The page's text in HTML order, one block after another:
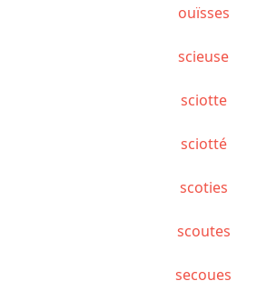
ouïsses
scieuse
sciotte
sciotté
scoties
scoutes
secoues